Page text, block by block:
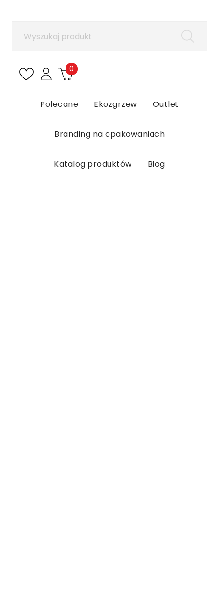
0
Polecane Ekozgrzew Outlet
Branding na opakowaniach
Katalog produktów Blog
Aby zapisać produkty na liście ulubionych, musisz
Anuluj Zaloguj się